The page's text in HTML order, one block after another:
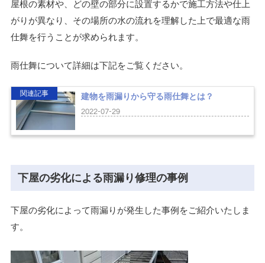
屋根の素材や、どの壁の部分に設置するかで施工方法や仕上
がりが異なり、その場所の水の流れを理解した上で最適な雨
仕舞を行うことが求められます。
雨仕舞について詳細は下記をご覧ください。
関連記事
建物を雨漏りから守る雨仕舞とは？
2022-07-29
下屋の劣化による雨漏り修理の事例
下屋の劣化によって雨漏りが発生した事例をご紹介いたしま
す。